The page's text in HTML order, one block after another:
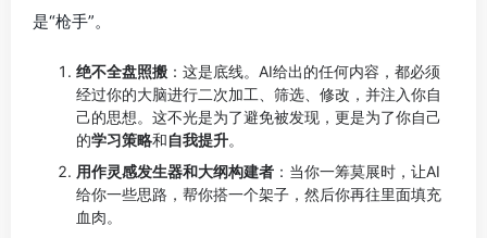
是“枪手”。
绝不全盘照搬 ：这是底线。AI给出的任何内容，都必须
经过你的大脑进行二次加工、筛选、修改，并注入你自
己的思想。这不光是为了避免被发现，更是为了你自己
的学习策略和自我提升。
用作灵感发生器和大纲构建者 ：当你一筹莫展时，让AI
给你一些思路，帮你搭一个架子，然后你再往里面填充
血肉。